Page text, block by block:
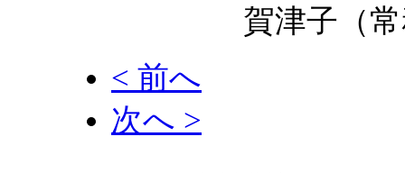
賀津子（
< 前へ
次へ >